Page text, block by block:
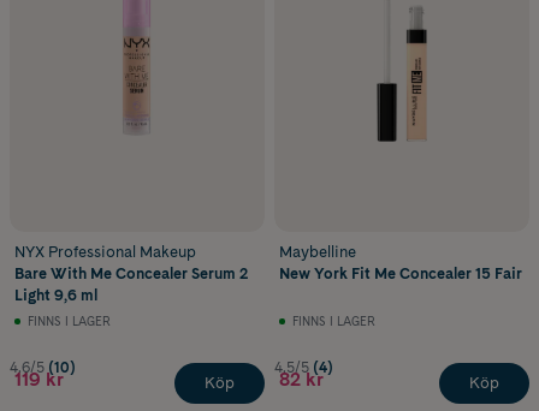
NYX Professional Makeup
Bare With Me Concealer Serum 2
Light 9,6 ml
FINNS I LAGER
4.6/5 (10)
119 kr Köp
Maybelline
New York Fit Me Concealer 15 Fair
FINNS I LAGER
4.5/5 (4)
82 kr Köp